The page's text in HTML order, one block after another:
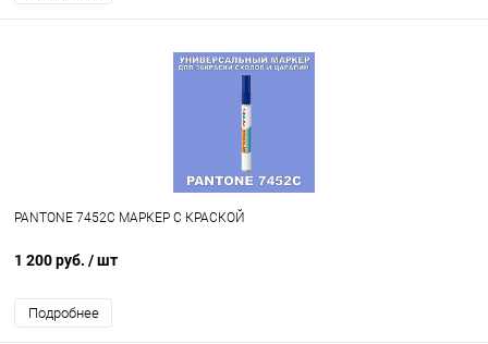
PANTONE 7452C МАРКЕР С КРАСКОЙ
1 200 руб. / шт
Подробнее